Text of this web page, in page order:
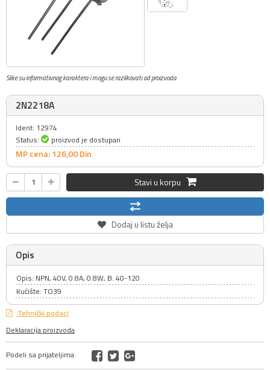
Slike su informativnog karaktera i mogu se razlikovati od proizvoda
2N2218A
Ident: 12974
Status:
proizvod je dostupan
MP cena: 126,00Din
Stavi u korpu
Dodaj u listu želja
Opis
Opis: NPN, 40V, 0.8A, 0.8W, B: 40-120
Kućište: TO39
Tehnički podaci
Deklaracija proizvoda
Podeli sa prijateljima: